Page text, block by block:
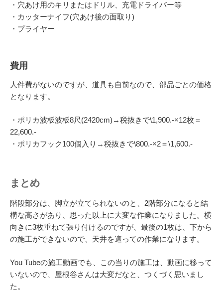
・穴あけ用のキリまたはドリル、充電ドライバー等
・カッターナイフ(穴あけ後の面取り)
・プライヤー
費用
人件費がないのですが、道具も自前なので、部品ごとの価格
となります。
・ポリカ波板波板8尺(2420cm)→税抜きで\1,900.-×12枚＝
22,600.-
・ポリカフック100個入り→税抜きで\800.-×2＝\1,600.-
まとめ
階段部分は、脚立が立てられないのと、2階部分になると結
構な高さがあり、思った以上に大変な作業になりました。横
向きに3枚重ねて張り付けるのですが、最後の1枚は、下から
の施工ができないので、天井を這っての作業になります。
You Tubeの施工動画でも、この当りの施工は、動画に移って
いないので、屋根谷さんは大変だなと、つくづく思いまし
た。